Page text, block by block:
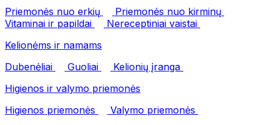
Priemonės nuo erkių
Priemonės nuo kirminų
Vitaminai ir papildai
Nereceptiniai vaistai
Kelionėms ir namams
Dubenėliai
Guoliai
Kelionių įranga
Higienos ir valymo priemonės
Higienos priemonės
Valymo priemonės